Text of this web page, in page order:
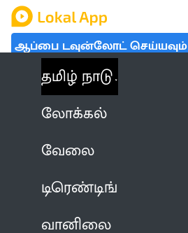
ஆப்பை டவுன்லோட் செய்யவும்
தமிழ் நாடு
லோக்கல்
வேலை
டிரெண்டிங்
வானிலை